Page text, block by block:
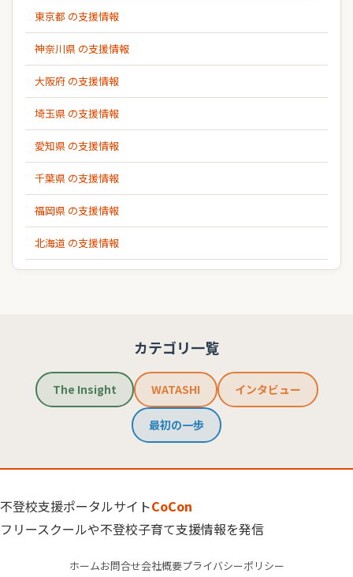
東京都 の支援情報
神奈川県 の支援情報
大阪府 の支援情報
埼玉県 の支援情報
愛知県 の支援情報
千葉県 の支援情報
福岡県 の支援情報
北海道 の支援情報
カテゴリ一覧
The Insight WATASHI インタビュー
最初の一歩
不登校支援ポータルサイトCoCon
フリースクールや不登校子育て支援情報を発信
ホームお問合せ会社概要プライバシーポリシー